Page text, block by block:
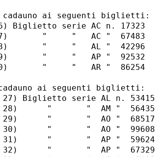
ai seguenti biglietti:
Biglietto serie AC n. 17323
"     "   AC "  67483
"     "   AL "  42296
"     "   AP "  92532
"     "   AR "  86254
ai seguenti biglietti:
Biglietto serie AL n. 53415
"       "  AM "  56435
"       "  AO "  68517
"       "  AO "  99608
"       "  AP "  59624
"       "  AP "  67329